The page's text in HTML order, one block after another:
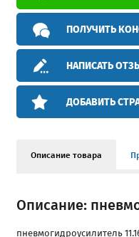
ПОЛУЧИТЬ
НАПИСАТЬ
ДОБАВИТЬ
Описание товара
Описание:
пневмогидроусилитель